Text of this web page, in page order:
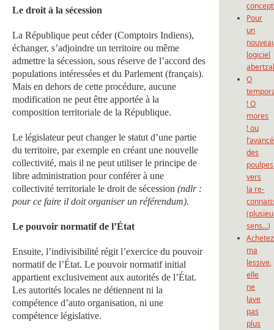
Le droit à la sécession
La République peut céder (Comptoirs Indiens),
échanger, s’adjoindre un territoire ou même
admettre la sécession, sous réserve de l’accord des
populations intéressées et du Parlement (français).
Mais en dehors de cette procédure, aucune
modification ne peut être apportée à la
composition territoriale de la République.
Le législateur peut changer le statut d’une partie
du territoire, par exemple en créant une nouvelle
collectivité, mais il ne peut utiliser le principe de
libre administration pour conférer à une
collectivité territoriale le droit de sécession (ndlr :
pour ce faire il doit organiser un référendum).
Le pouvoir normatif de l’État
Ensuite, l’indivisibilité régit l’exercice du pouvoir
normatif de l’État. Le pouvoir normatif initial
appartient exclusivement aux autorités de l’État.
Les autorités locales ne détiennent ni la
compétence d’auto organisation, ni une
compétence législative.
Pour
un
logiciel
O
! O
mores
! ou
des
poulpes
vers
la re-
sens…)
Achetez
ma
lessive,
elle
ne
lave
pas
plus